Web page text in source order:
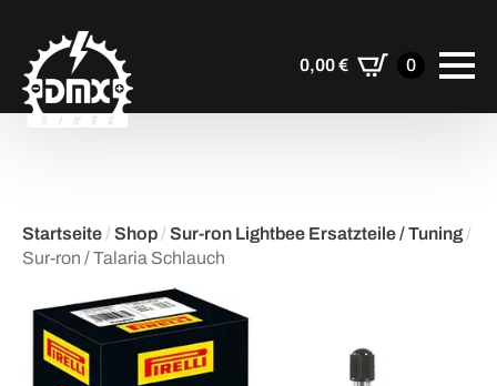
0,00€ 0
Startseite / Shop / Sur-ron Lightbee Ersatzteile / Tuning /
Sur-ron / Talaria Schlauch